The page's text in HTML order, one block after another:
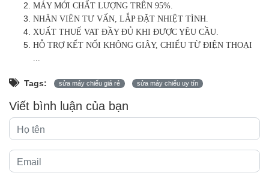
MÁY MỚI CHẤT LƯỢNG TRÊN 95%.
NHÂN VIÊN TƯ VẤN, LẮP ĐẶT NHIỆT TÌNH.
XUẤT THUẾ VAT ĐẦY ĐỦ KHI ĐƯỢC YÊU CẦU.
HỖ TRỢ KẾT NỐI KHÔNG GIÂY, CHIẾU TỪ ĐIỆN THOẠI
Tags: sửa máy chiếu giá rẻ sửa máy chiếu uy tín
Viết bình luận của bạn